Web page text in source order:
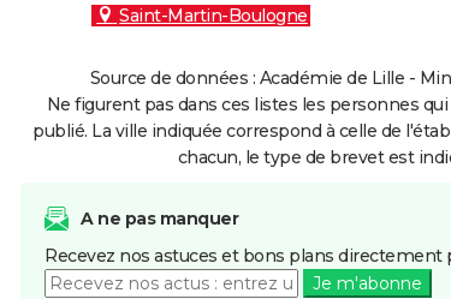
Saint-Martin-Boulogne
Source de données : Académie de Lille -
Ne figurent pas dans ces listes les personnes
publié. La ville indiquée correspond à celle de
chacun, le type de brevet est
A ne pas manquer
Recevez nos astuces et bons plans directement
Je m'abonne